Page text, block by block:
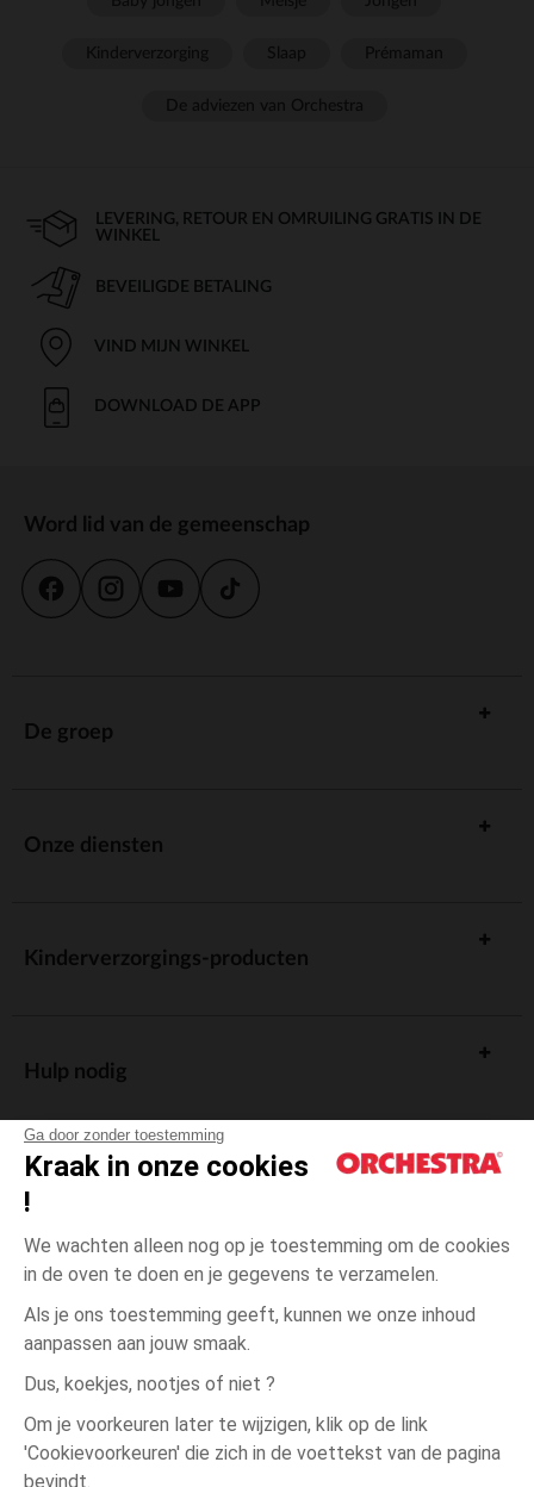
Ga door zonder toestemming
Kraak in onze cookies
!
We wachten alleen nog op je toestemming om de cookies
in de oven te doen en je gegevens te verzamelen.
Als je ons toestemming geeft, kunnen we onze inhoud
aanpassen aan jouw smaak.
Dus, koekjes, nootjes of niet ?
Om je voorkeuren later te wijzigen, klik op de link
'Cookievoorkeuren' die zich in de voettekst van de pagina
bevindt.
Blauw Blauw
1
LEVERING, RETOUR EN OMRUILING GRATIS IN DE
WINKEL
BEVEILIGDE BETALING
VIND MIJN WINKEL
DOWNLOAD DE APP
Word lid van de gemeenschap
De groep
Onze diensten
Kinderverzorgings-producten
Hulp nodig
Algemene verkoopsvoorwaarden
Wettelijke bepalingen
Persoonsgegevens